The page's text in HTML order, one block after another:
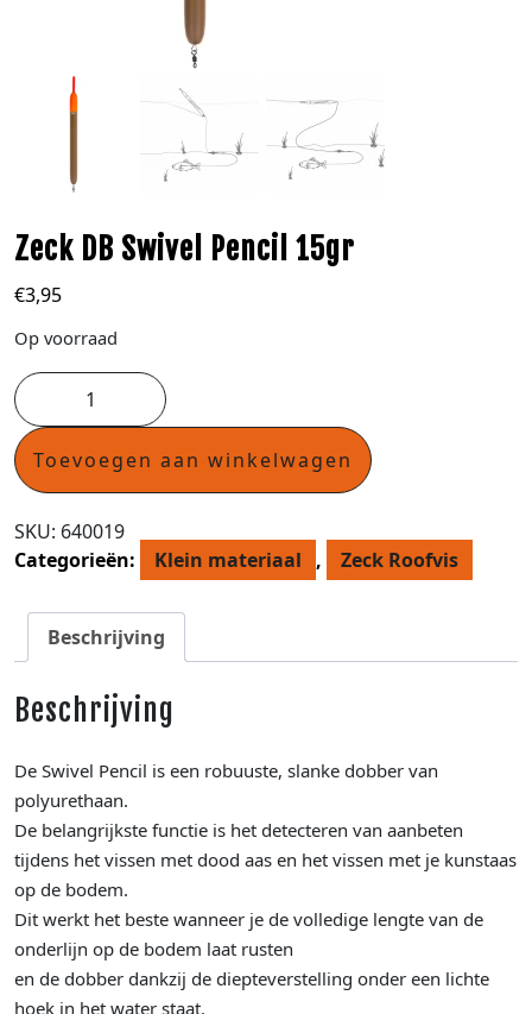
Zeck DB Swivel Pencil 15gr
€3,95
Op voorraad
Toevoegen aan winkelwagen
SKU: 640019
Categorieën:
Klein materiaal , Zeck Roofvis
Beschrijving
Beschrijving
De Swivel Pencil is een robuuste, slanke dobber van
polyurethaan.
De belangrijkste functie is het detecteren van aanbeten
tijdens het vissen met dood aas en het vissen met je kunstaas
op de bodem.
Dit werkt het beste wanneer je de volledige lengte van de
onderlijn op de bodem laat rusten
en de dobber dankzij de diepteverstelling onder een lichte
hoek in het water staat.